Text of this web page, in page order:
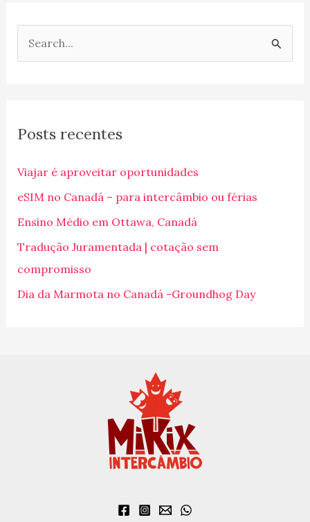
u
s
a
r
p
o
r
Posts recentes
Viajar é aproveitar oportunidades
eSIM no Canadá – para intercâmbio ou férias
Ensino Médio em Ottawa, Canadá
Tradução Juramentada | cotação sem
compromisso
Dia da Marmota no Canadá -Groundhog Day